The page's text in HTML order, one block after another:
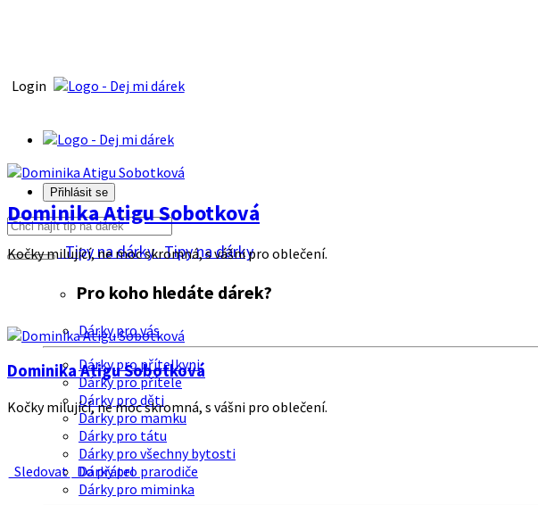
Login
Přihlásit se
Tipy na dárkyTipy na dárky
Pro koho hledáte dárek?
Dárky pro vás
Dárky pro přítelkyni
Dárky pro přítele
Dárky pro děti
Dárky pro mamku
Dárky pro tátu
Dárky pro všechny bytosti
Dárky pro prarodiče
Dárky pro miminka
Dominika Atigu Sobotková
Kočky milující, ne moc skromná, s vášni pro oblečení.
Dominika Atigu Sobotková
Kočky milující, ne moc skromná, s vášni pro oblečení.
Sledovat Do přátel